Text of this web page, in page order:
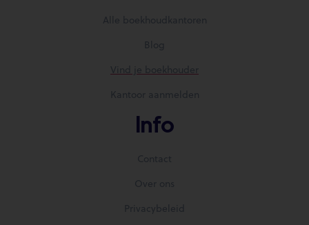
Alle boekhoudkantoren
Blog
Vind je boekhouder
Kantoor aanmelden
Info
Contact
Over ons
Privacybeleid